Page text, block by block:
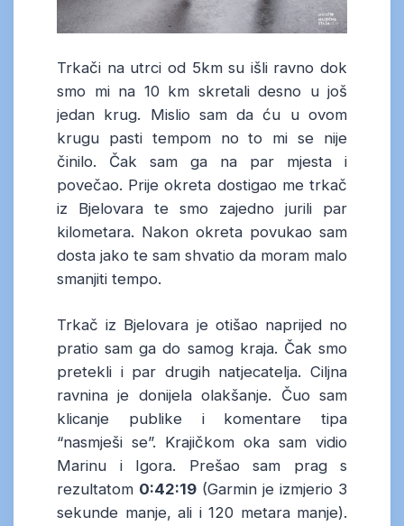
Trkači na utrci od 5km su išli ravno dok
smo mi na 10 km skretali desno u još
jedan krug. Mislio sam da ću u ovom
krugu pasti tempom no to mi se nije
činilo. Čak sam ga na par mjesta i
povečao. Prije okreta dostigao me trkač
iz Bjelovara te smo zajedno jurili par
kilometara. Nakon okreta povukao sam
dosta jako te sam shvatio da moram malo
smanjiti tempo.
Trkač iz Bjelovara je otišao naprijed no
pratio sam ga do samog kraja. Čak smo
pretekli i par drugih natjecatelja. Ciljna
ravnina je donijela olakšanje. Čuo sam
klicanje publike i komentare tipa
“nasmješi se”. Krajičkom oka sam vidio
Marinu i Igora. Prešao sam prag s
rezultatom 0:42:19 (Garmin je izmjerio 3
sekunde manje, ali i 120 metara manje).